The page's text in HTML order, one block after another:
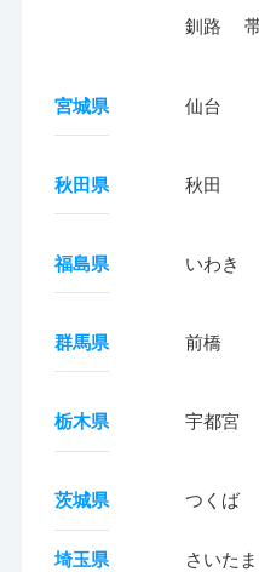
釧路
宮城県 仙台
秋田県 秋田
福島県 いわき
群馬県 前橋
栃木県 宇都宮
茨城県 つくば
埼玉県 さいたま